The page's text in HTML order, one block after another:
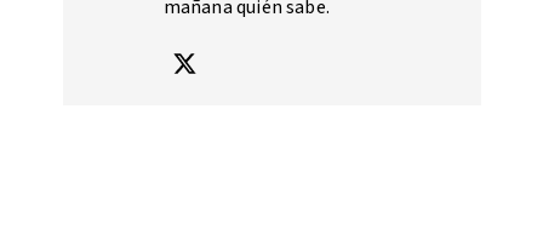
mañana quién sabe.